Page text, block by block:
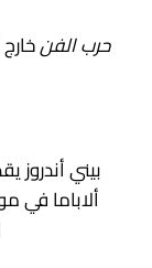
حرب الفن
بيني